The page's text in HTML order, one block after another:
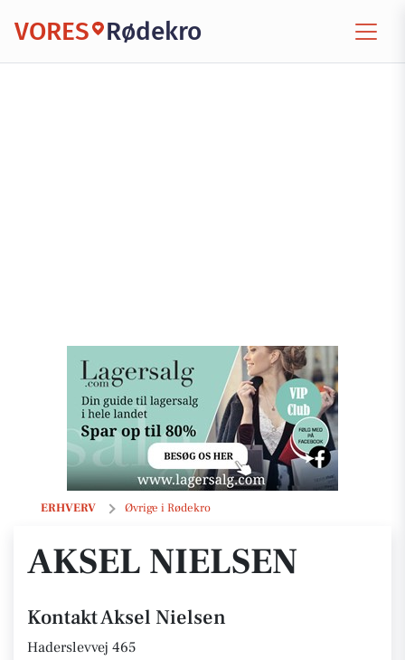
VORES Rødekro
ERHVERV Øvrige i Rødekro
Aksel Nielsen
AKSEL NIELSEN
Kontakt Aksel Nielsen
Haderslevvej 465